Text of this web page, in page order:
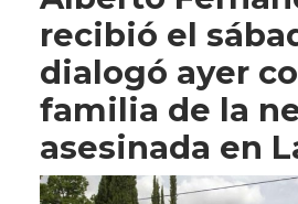
recibió el
dialogó ayer
familia de la
asesinada en